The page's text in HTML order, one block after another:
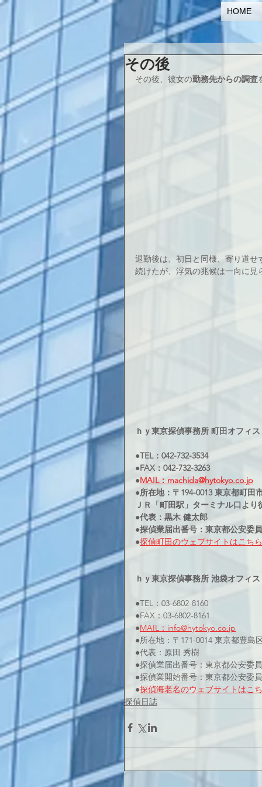
HOME
その後
その後、彼女の勤務先からの調査
退勤後は、初日と同様、寄り道
続けたが、浮気の兆候は一向に見
ｈｙ東京探偵事務所 町田オフィス
●TEL：042-732-3534
●FAX：042-732-3263
●MAIL：machida@hytokyo.co.jp
●所在地：〒194-0013 東京都町田
ＪＲ「町田駅」ターミナル口より
●代表：黒木 健太郎
●探偵業届出番号：東京都公安委
●探偵町田のウェブサイト はこちら
ｈｙ東京探偵事務所 池袋オフィス
●TEL：03-6802-8160
●FAX：03-6802-8161
●MAIL：info@hytokyo.co.jp
●所在地：〒171-0014 東京都豊島
●代表：原田 秀樹
●探偵業届出番号：東京都公安委
●探偵業開始番号：東京都公安委
●探偵海老名のウェブサイト はこ
探偵日誌